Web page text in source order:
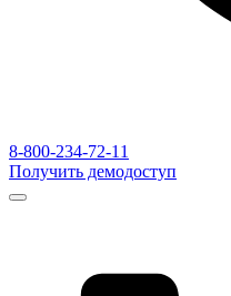
8-800-234-72-11
Получить демодоступ